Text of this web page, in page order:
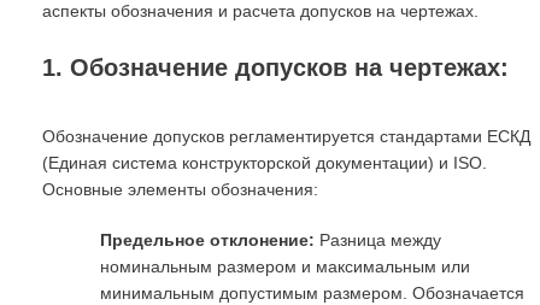
аспекты обозначения и расчета допусков на чертежах.
1. Обозначение допусков на чертежах:
Обозначение допусков регламентируется стандартами ЕСКД
(Единая система конструкторской документации) и ISO.
Основные элементы обозначения:
Предельное отклонение: Разница между
номинальным размером и максимальным или
минимальным допустимым размером. Обозначается